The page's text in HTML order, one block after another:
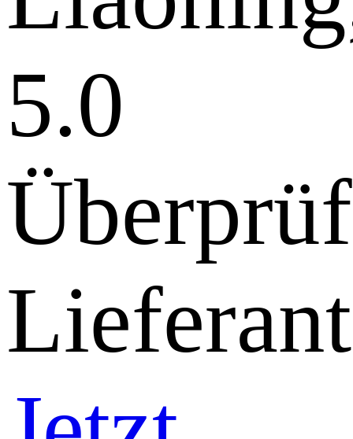
5.0
Lieferant